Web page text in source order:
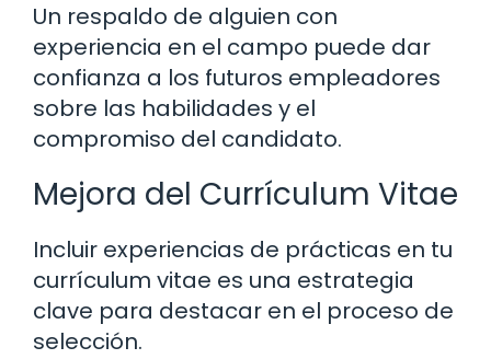
Un respaldo de alguien con
experiencia en el campo puede dar
confianza a los futuros empleadores
sobre las habilidades y el
compromiso del candidato.
Mejora del Currículum Vitae
Incluir experiencias de prácticas en tu
currículum vitae es una estrategia
clave para destacar en el proceso de
selección.